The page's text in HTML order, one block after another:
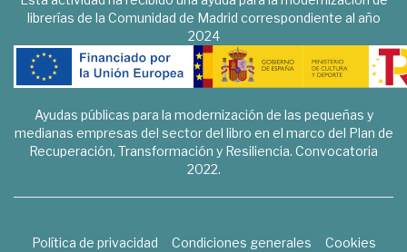
librerías de la Comunidad de Madrid correspondiente al año
2024
Ayudas públicas para la modernización de las pequeñas y
medianas empresas del sector del libro en el marco del Plan de
Recuperación, Transformación y Resiliencia. Convocatoria
2022.
Política de privacidad Condiciones generales
Cookies